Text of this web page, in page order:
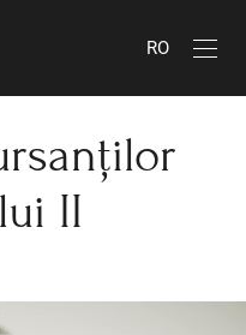
RO
II